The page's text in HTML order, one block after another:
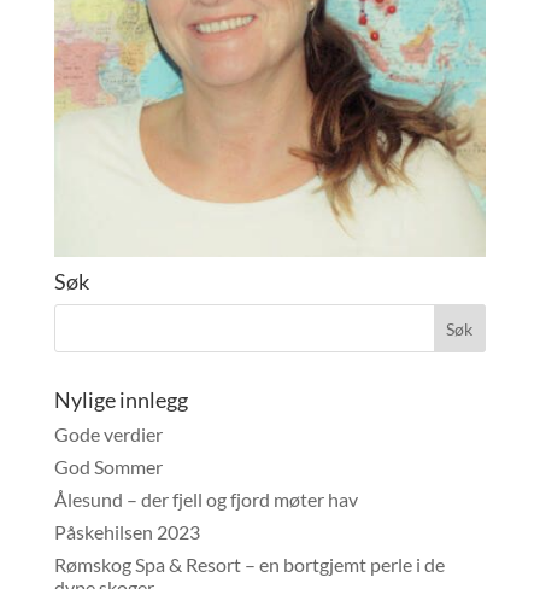
Søk
Nylige innlegg
Gode verdier
God Sommer
Ålesund – der fjell og fjord møter hav
Påskehilsen 2023
Rømskog Spa & Resort – en bortgjemt perle i de